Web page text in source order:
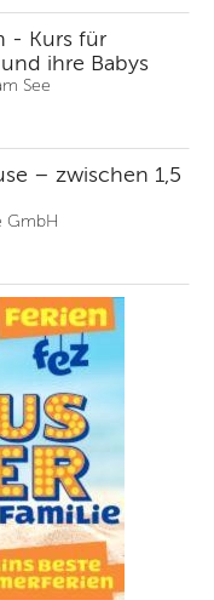
- Kurs für
ihre Babys
See
– zwischen 1,5
GmbH